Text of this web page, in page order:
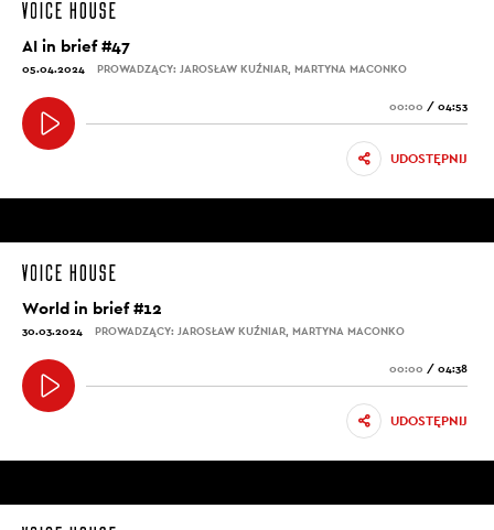
AI in brief #47
05.04.2024 PROWADZĄCY: JAROSŁAW KUŹNIAR, MARTYNA MACONKO
00:00 / 04:53
UDOSTĘPNIJ
World in brief #12
30.03.2024 PROWADZĄCY: JAROSŁAW KUŹNIAR, MARTYNA MACONKO
00:00 / 04:38
UDOSTĘPNIJ